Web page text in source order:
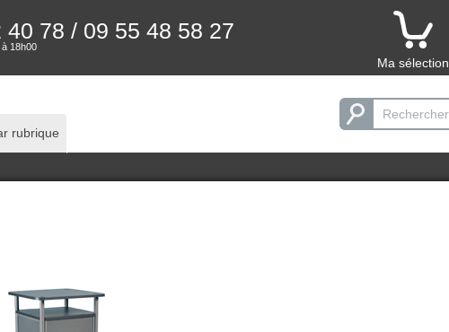
40 78 / 09 55 48 58 27
18h00
Ma sélection
rubrique